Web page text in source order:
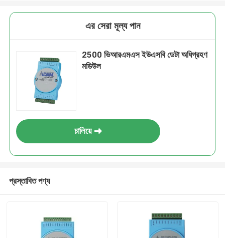
এর সেরা মূল্য পান
2500 ভিআরএমএস ইউএসবি ডেটা অধিগ্রহণ
মডিউল
চালিয়ে
প্রস্তাবিত পণ্য